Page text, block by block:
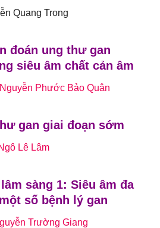
Quang Trọng
đoán ung thư gan
siêu âm chất cản âm
Phước Bảo Quân
gan giai đoạn sớm
Lê Lâm
sàng 1: Siêu âm đa
số bệnh lý gan
Trường Giang